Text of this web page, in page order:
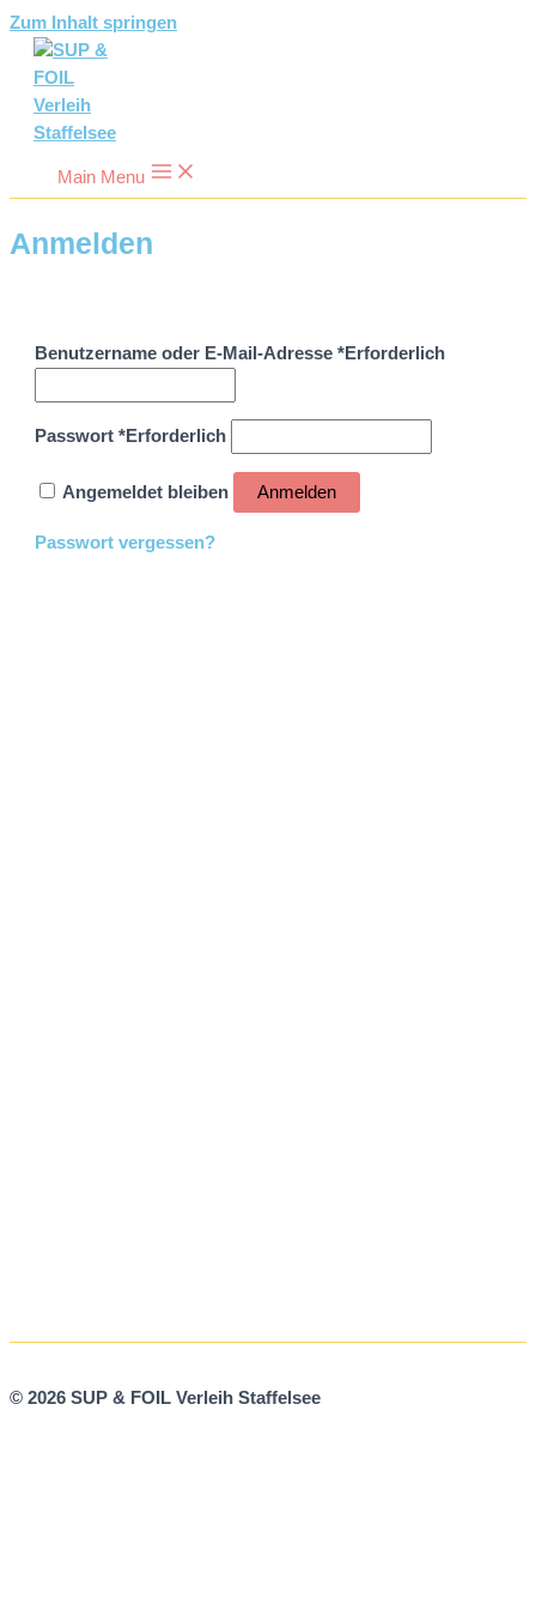
Zum Inhalt springen
Main Menu
Anmelden
Benutzername oder E-Mail-Adresse *Erforderlich
Passwort *Erforderlich
Angemeldet bleiben Anmelden
Passwort vergessen?
© 2026 SUP & FOIL Verleih Staffelsee